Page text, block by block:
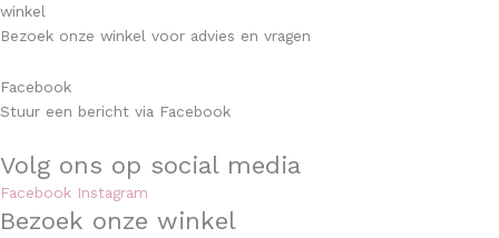
winkel
Bezoek onze winkel voor advies en vragen
Facebook
Stuur een bericht via Facebook
Volg ons op social media
Facebook Instagram
Bezoek onze winkel